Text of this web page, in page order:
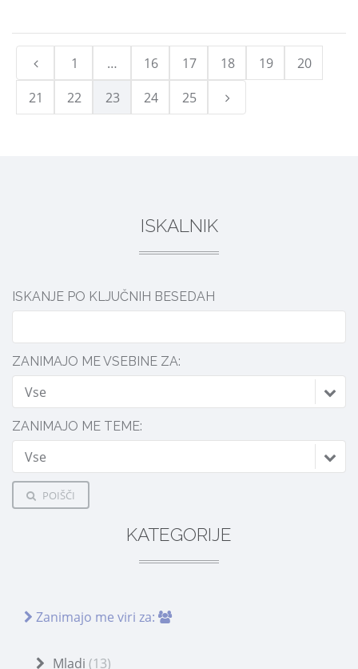
1 … 16 17 18 19
20
21
22 23 24 25
ISKALNIK
ISKANJE PO KLJUČNIH BESEDAH
ZANIMAJO ME VSEBINE ZA:
Vse
ZANIMAJO ME TEME:
Vse
POIŠČI
KATEGORIJE
Zanimajo me viri za:
Mladi (13)